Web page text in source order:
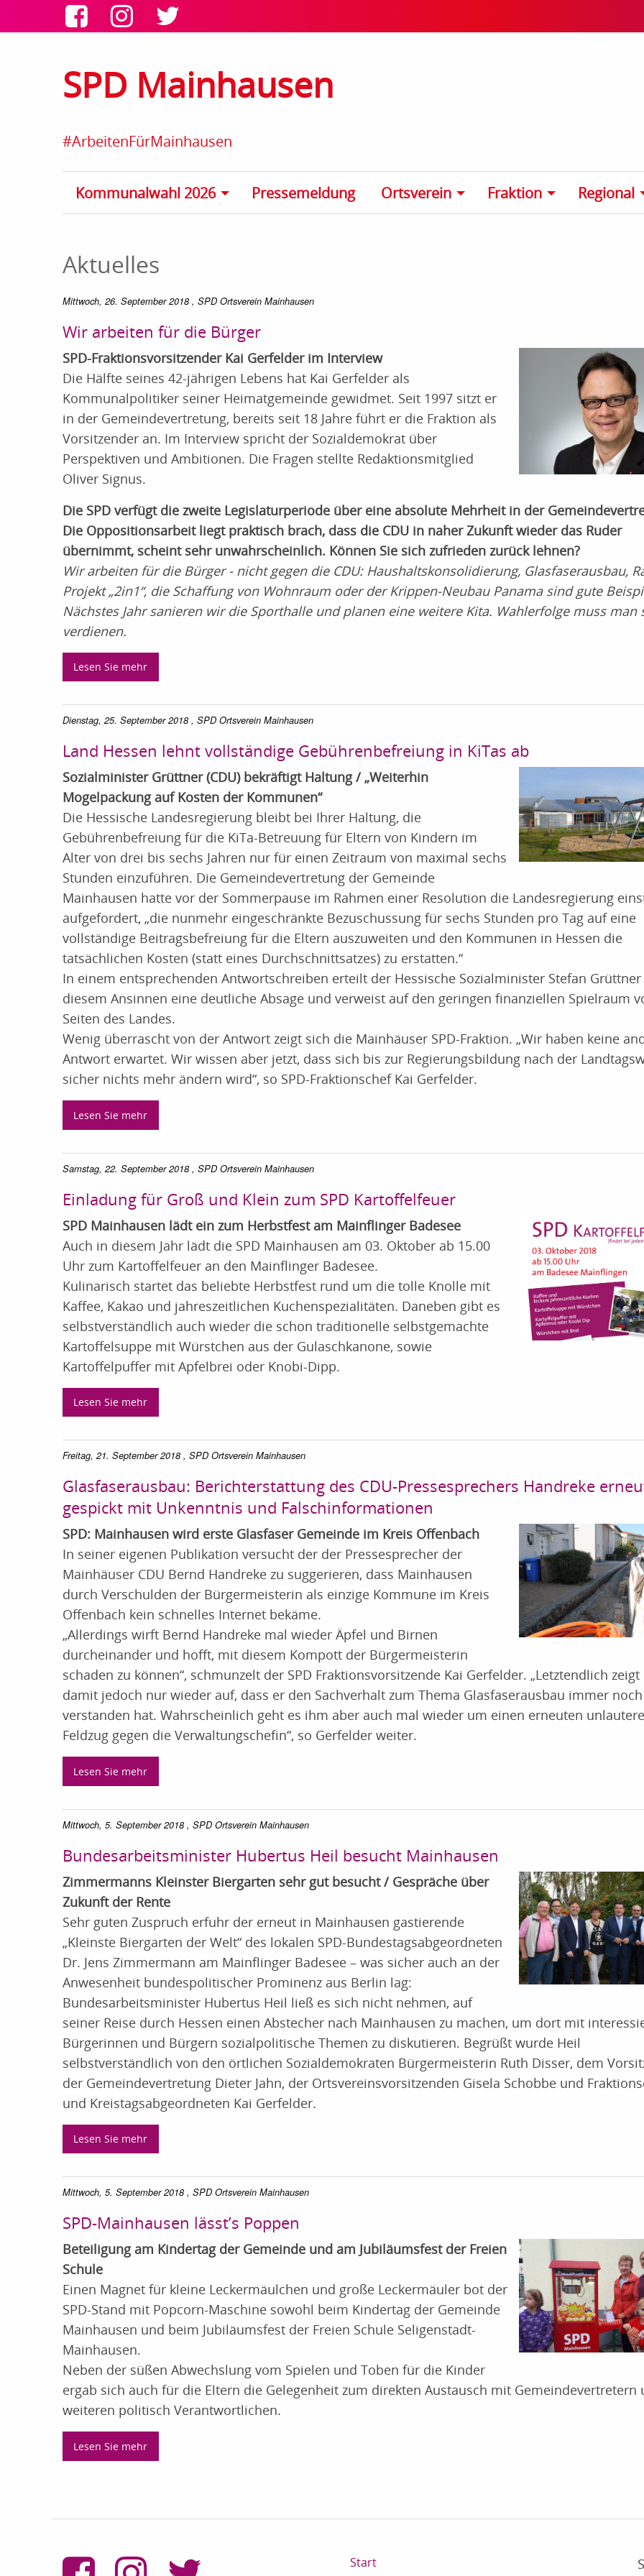
SPD Mainhausen
#ArbeitenFürMainhausen
Kommunalwahl 2026 Pressemeldung Ortsverein Fraktion Regional
Aktuelles
Mittwoch, 26. September 2018 , SPD Ortsverein Mainhausen
Wir arbeiten für die Bürger
SPD-Fraktionsvorsitzender Kai Gerfelder im Interview
Die Hälfte seines 42-jährigen Lebens hat Kai Gerfelder als
Kommunalpolitiker seiner Heimatgemeinde gewidmet. Seit 1997 sitzt er
in der Gemeindevertretung, bereits seit 18 Jahre führt er die Fraktion als
Vorsitzender an. Im Interview spricht der Sozialdemokrat über
Perspektiven und Ambitionen. Die Fragen stellte Redaktionsmitglied
Oliver Signus.
Die SPD verfügt die zweite Legislaturperiode über eine absolute Mehrheit in der
Die Oppositionsarbeit liegt praktisch brach, dass die CDU in naher Zukunft wieder das Ruder
übernimmt, scheint sehr unwahrscheinlich. Können Sie sich zufrieden zurück lehnen?
Wir arbeiten für die Bürger - nicht gegen die CDU: Haushaltskonsolidierung, Glasfaserausbau,
Projekt „2in1“, die Schaffung von Wohnraum oder der Krippen-Neubau Panama sind gute
Nächstes Jahr sanieren wir die Sporthalle und planen eine weitere Kita. Wahlerfolge muss man
verdienen.
Lesen Sie mehr
Dienstag, 25. September 2018 , SPD Ortsverein Mainhausen
Land Hessen lehnt vollständige Gebührenbefreiung in KiTas ab
Sozialminister Grüttner (CDU) bekräftigt Haltung / „Weiterhin
Mogelpackung auf Kosten der Kommunen“
Die Hessische Landesregierung bleibt bei Ihrer Haltung, die
Gebührenbefreiung für die KiTa-Betreuung für Eltern von Kindern im
Alter von drei bis sechs Jahren nur für einen Zeitraum von maximal sechs
Stunden einzuführen. Die Gemeindevertretung der Gemeinde
Mainhausen hatte vor der Sommerpause im Rahmen einer Resolution die Landesregierung
aufgefordert, „die nunmehr eingeschränkte Bezuschussung für sechs Stunden pro Tag auf eine
vollständige Beitragsbefreiung für die Eltern auszuweiten und den Kommunen in Hessen die
tatsächlichen Kosten (statt eines Durchschnittsatzes) zu erstatten.“
In einem entsprechenden Antwortschreiben erteilt der Hessische Sozialminister Stefan Grüttner
diesem Ansinnen eine deutliche Absage und verweist auf den geringen finanziellen Spielraum
Seiten des Landes.
Wenig überrascht von der Antwort zeigt sich die Mainhäuser SPD-Fraktion. „Wir haben keine
Antwort erwartet. Wir wissen aber jetzt, dass sich bis zur Regierungsbildung nach der
sicher nichts mehr ändern wird“, so SPD-Fraktionschef Kai Gerfelder.
Lesen Sie mehr
Samstag, 22. September 2018 , SPD Ortsverein Mainhausen
Einladung für Groß und Klein zum SPD Kartoffelfeuer
SPD Mainhausen lädt ein zum Herbstfest am Mainflinger Badesee
Auch in diesem Jahr lädt die SPD Mainhausen am 03. Oktober ab 15.00
Uhr zum Kartoffelfeuer an den Mainflinger Badesee.
Kulinarisch startet das beliebte Herbstfest rund um die tolle Knolle mit
Kaffee, Kakao und jahreszeitlichen Kuchenspezialitäten. Daneben gibt es
selbstverständlich auch wieder die schon traditionelle selbstgemachte
Kartoffelsuppe mit Würstchen aus der Gulaschkanone, sowie
Kartoffelpuffer mit Apfelbrei oder Knobi-Dipp.
Lesen Sie mehr
Freitag, 21. September 2018 , SPD Ortsverein Mainhausen
Glasfaserausbau: Berichterstattung des CDU-Pressesprechers Handreke
gespickt mit Unkenntnis und Falschinformationen
SPD: Mainhausen wird erste Glasfaser Gemeinde im Kreis Offenbach
In seiner eigenen Publikation versucht der der Pressesprecher der
Mainhäuser CDU Bernd Handreke zu suggerieren, dass Mainhausen
durch Verschulden der Bürgermeisterin als einzige Kommune im Kreis
Offenbach kein schnelles Internet bekäme.
„Allerdings wirft Bernd Handreke mal wieder Äpfel und Birnen
durcheinander und hofft, mit diesem Kompott der Bürgermeisterin
schaden zu können“, schmunzelt der SPD Fraktionsvorsitzende Kai Gerfelder. „Letztendlich zeigt
damit jedoch nur wieder auf, dass er den Sachverhalt zum Thema Glasfaserausbau immer
verstanden hat. Wahrscheinlich geht es ihm aber auch mal wieder um einen erneuten
Feldzug gegen die Verwaltungschefin“, so Gerfelder weiter.
Lesen Sie mehr
Mittwoch, 5. September 2018 , SPD Ortsverein Mainhausen
Bundesarbeitsminister Hubertus Heil besucht Mainhausen
Zimmermanns Kleinster Biergarten sehr gut besucht / Gespräche über
Zukunft der Rente
Sehr guten Zuspruch erfuhr der erneut in Mainhausen gastierende
„Kleinste Biergarten der Welt“ des lokalen SPD-Bundestagsabgeordneten
Dr. Jens Zimmermann am Mainflinger Badesee – was sicher auch an der
Anwesenheit bundespolitischer Prominenz aus Berlin lag:
Bundesarbeitsminister Hubertus Heil ließ es sich nicht nehmen, auf
seiner Reise durch Hessen einen Abstecher nach Mainhausen zu machen, um dort mit
Bürgerinnen und Bürgern sozialpolitische Themen zu diskutieren. Begrüßt wurde Heil
selbstverständlich von den örtlichen Sozialdemokraten Bürgermeisterin Ruth Disser, dem
der Gemeindevertretung Dieter Jahn, der Ortsvereinsvorsitzenden Gisela Schobbe und
und Kreistagsabgeordneten Kai Gerfelder.
Lesen Sie mehr
Mittwoch, 5. September 2018 , SPD Ortsverein Mainhausen
SPD-Mainhausen lässt’s Poppen
Beteiligung am Kindertag der Gemeinde und am Jubiläumsfest der Freien
Schule
Einen Magnet für kleine Leckermäulchen und große Leckermäuler bot der
SPD-Stand mit Popcorn-Maschine sowohl beim Kindertag der Gemeinde
Mainhausen und beim Jubiläumsfest der Freien Schule Seligenstadt-
Mainhausen.
Neben der süßen Abwechslung vom Spielen und Toben für die Kinder
ergab sich auch für die Eltern die Gelegenheit zum direkten Austausch mit Gemeindevertretern
weiteren politisch Verantwortlichen.
Lesen Sie mehr
Start